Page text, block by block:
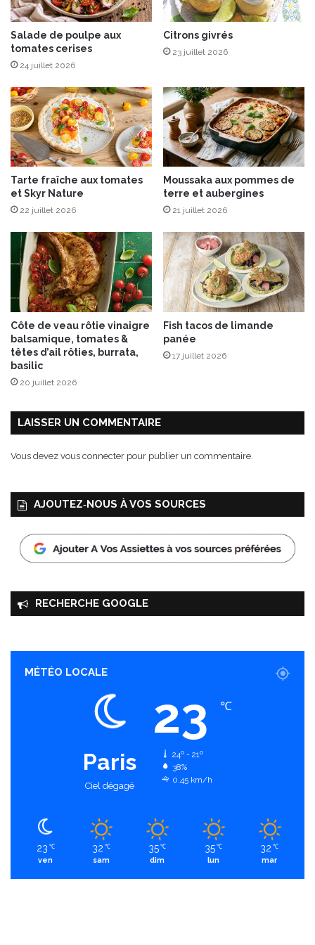
h
o
n
s
e
b
e
u
r
r
e
d
’
h
x
g
i
r
o
l
e
s
e
t
s
a
g
r
t
a
Salade de poulpe aux
tomates cerises
24 juillet 2026
Citrons givrés
23 juillet 2026
Tarte fraîche aux tomates
et Skyr Nature
22 juillet 2026
Moussaka aux pommes de
terre et aubergines
21 juillet 2026
Côte de veau rôtie vinaigre
balsamique, tomates &
têtes d’ail rôties, burrata,
basilic
20 juillet 2026
Fish tacos de limande
panée
17 juillet 2026
LAISSER UN COMMENTAIRE
Vous devez vous connecter pour publier un commentaire.
AJOUTEZ‑NOUS À VOS SOURCES
RECHERCHE GOOGLE
MÉTÉO LOCALE
Paris
Ciel dégagé
23 ℃
24º - 21º
38%
0.45 km/h
23 ℃
ven
32 ℃
sam
35 ℃
dim
35 ℃
lun
32 ℃
mar